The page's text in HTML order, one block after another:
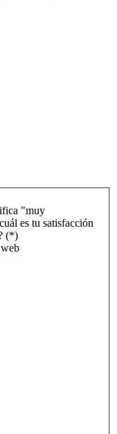
"muy
es tu satisfacción
(*)